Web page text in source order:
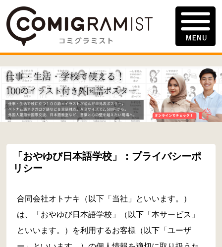
「おやゆび日本語学校」：プライバシーポ
リシー
合同会社オトナキ（以下「当社」といいます。）
は、「おやゆび日本語学校」（以下「本サービス」
といいます。）を利用するお客様（以下「ユーザ